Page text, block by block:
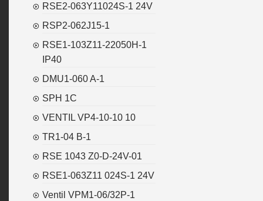
RSE2-063Y11024S-1 24V
RSP2-062J15-1
RSE1-103Z11-22050H-1
IP40
DMU1-060 A-1
SPH 1C
VENTIL VP4-10-10 10
TR1-04 B-1
RSE 1043 Z0-D-24V-01
RSE1-063Z11 024S-1 24V
Ventil VPM1-06/32P-1